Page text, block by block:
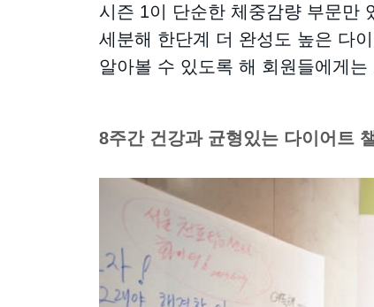
시즌 1이 단순한 체중감량 부문만
세분해 한단계 더 완성도 높은 다
알아볼 수 있도록 해 회원들에게
8주간 건강과 균형있는 다이어트